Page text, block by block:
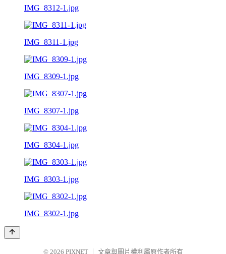
IMG_8312-1.jpg
IMG_8311-1.jpg
IMG_8309-1.jpg
IMG_8307-1.jpg
IMG_8304-1.jpg
IMG_8303-1.jpg
IMG_8302-1.jpg
© 2026 PIXNET 文章與圖片權利屬原作者所有